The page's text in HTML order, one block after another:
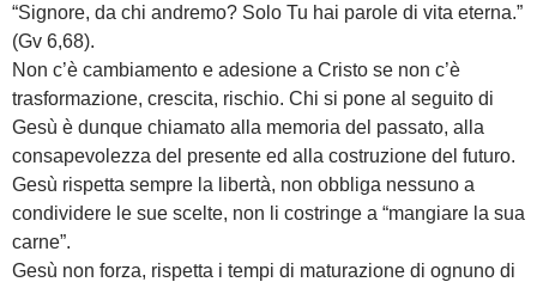
“Signore, da chi andremo? Solo Tu hai parole di vita eterna.”
(Gv 6,68).
Non c’è cambiamento e adesione a Cristo se non c’è
trasformazione, crescita, rischio. Chi si pone al seguito di
Gesù è dunque chiamato alla memoria del passato, alla
consapevolezza del presente ed alla costruzione del futuro.
Gesù rispetta sempre la libertà, non obbliga nessuno a
condividere le sue scelte, non li costringe a “mangiare la sua
carne”.
Gesù non forza, rispetta i tempi di maturazione di ognuno di